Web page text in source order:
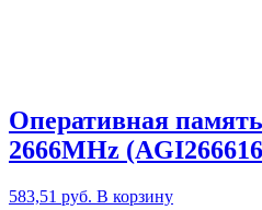
Оперативная
2666MHz
583,51 руб. В корзину